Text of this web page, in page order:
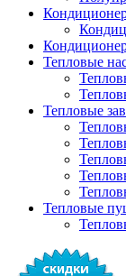
Тепловые
Тепловые
Тепловые